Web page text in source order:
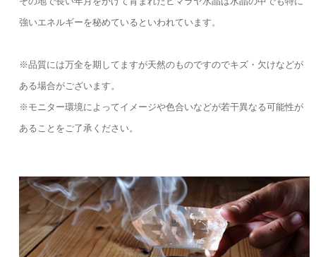
強いエネルギーを秘めているといわれています。
※品質には万全を期してますが天然のものですのでキズ・欠けなどが
ある場合がございます。
※モニター環境によってイメージや色合いなどが若干異なる可能性が
あることをご了承ください。